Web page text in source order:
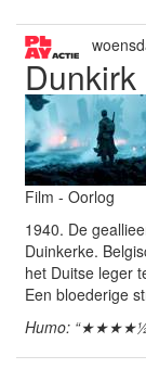
Dunkirk
Film - Oorlog
1940. De
Duinkerke.
het Duitse leger
Een bloederige
Humo: